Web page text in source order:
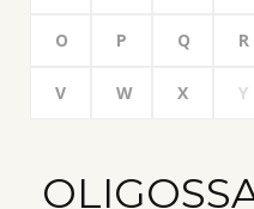
O P Q R
V W X Y